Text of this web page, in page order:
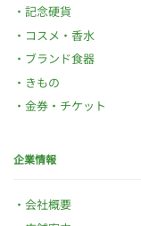
記念硬貨
コスメ・香水
ブランド食器
きもの
金券・チケット
企業情報
会社概要